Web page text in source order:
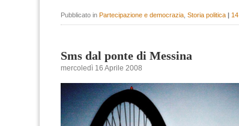
Pubblicato in Partecipazione e democrazia Storia politica
Sms dal ponte di Messina
mercoledì 16 Aprile 2008